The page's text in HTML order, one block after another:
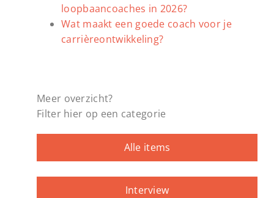
loopbaancoaches in 2026?
Wat maakt een goede coach voor je
carrièreontwikkeling?
Meer overzicht?
Filter hier op een categorie
Alle items
Interview